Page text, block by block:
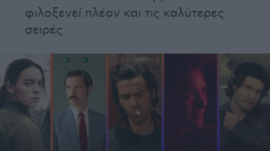
φιλοξενεί πλέον και τις καλύτερες
σειρές